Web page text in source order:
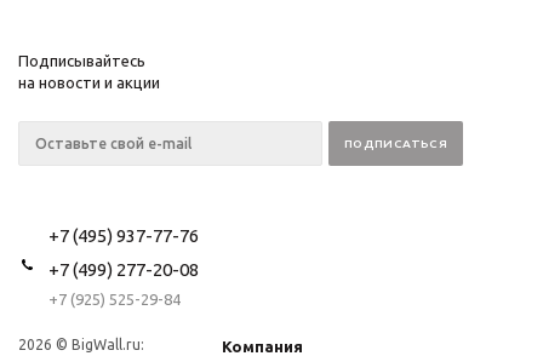
Подписывайтесь
на новости и акции
+7 (495) 937-77-76
+7 (499) 277-20-08
+7 (925) 525-29-84
2026 © BigWall.ru:
Компания